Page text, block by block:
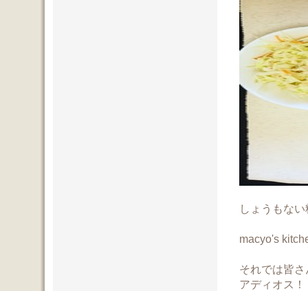
しょうもな
macyo's
それでは皆
アディオス！